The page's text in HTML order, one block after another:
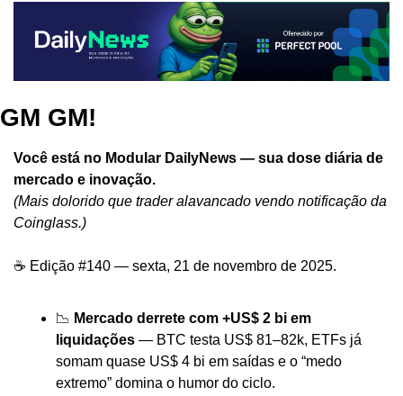
GM GM!
Você está no Modular DailyNews — sua dose diária de
mercado e inovação.
(Mais dolorido que trader alavancado vendo notificação da
Coinglass.)
☕ Edição #140 — sexta, 21 de novembro de 2025.
📉 Mercado derrete com +US$ 2 bi em
liquidações — BTC testa US$ 81–82k, ETFs já
somam quase US$ 4 bi em saídas e o “medo
extremo” domina o humor do ciclo.